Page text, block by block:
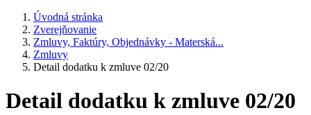
Úvodná stránka
Zverejňovanie
Zmluvy, Faktúry, Objednávky - Materská...
Zmluvy
Detail dodatku k zmluve 02/20
Detail dodatku k zmluve 02/20